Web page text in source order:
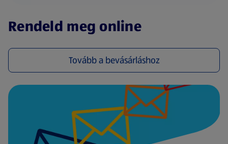
Rendeld meg online
Tovább a bevásárláshoz
(új oldalon nyílik meg)